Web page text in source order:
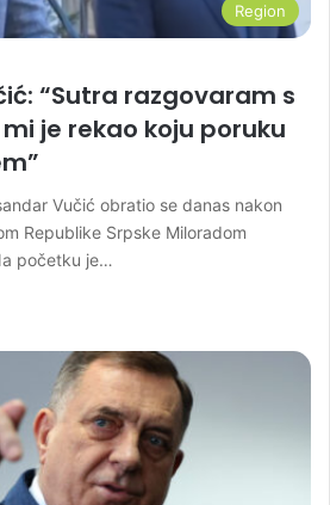
Region
“Sutra razgovaram s
je rekao koju poruku
Vučić obratio se danas nakon
Republike Srpske Miloradom
početku je…